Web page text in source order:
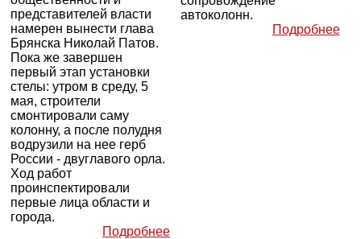
представителей власти
намерен вынести глава
Брянска Николай Патов.
Пока же завершен
первый этап установки
стелы: утром в среду, 5
мая, строители
смонтировали саму
колонну, а после полудня
водрузили на нее герб
России - двуглавого орла.
Ход работ
проинспектировали
первые лица области и
города.
Подробнее
автоколонн.
Подробнее